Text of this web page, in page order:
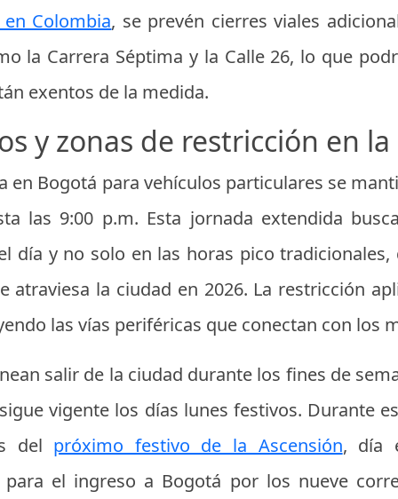
Colombia, se prevén cierres viales
la Carrera Séptima y la Calle 26, lo que
exentos de la medida.
y zonas de restricción en
en Bogotá para vehículos particulares se
las 9:00 p.m. Esta jornada extendida
día y no solo en las horas pico
atraviesa la ciudad en 2026. La restricción
las vías periféricas que conectan con los
salir de la ciudad durante los fines de
vigente los días lunes festivos. Durante
del próximo festivo de la Ascensión, día
para el ingreso a Bogotá por los nueve